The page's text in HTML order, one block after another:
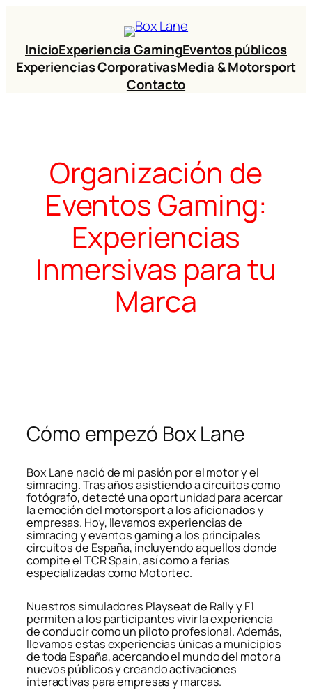
InicioExperiencia GamingEventos públicos
Experiencias CorporativasMedia & Motorsport
Contacto
Organización de
Eventos Gaming:
Experiencias
Inmersivas para tu
Marca
Cómo empezó Box Lane
Box Lane nació de mi pasión por el motor y el
simracing. Tras años asistiendo a circuitos como
fotógrafo, detecté una oportunidad para acercar
la emoción del motorsport a los aficionados y
empresas. Hoy, llevamos experiencias de
simracing y eventos gaming a los principales
circuitos de España, incluyendo aquellos donde
compite el TCR Spain, así como a ferias
especializadas como Motortec.
Nuestros simuladores Playseat de Rally y F1
permiten a los participantes vivir la experiencia
de conducir como un piloto profesional. Además,
llevamos estas experiencias únicas a municipios
de toda España, acercando el mundo del motor a
nuevos públicos y creando activaciones
interactivas para empresas y marcas.